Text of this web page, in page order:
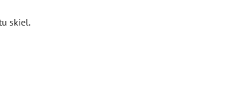
skiel.